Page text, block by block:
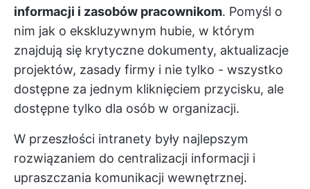
informacji i zasobów pracownikom. Pomyśl o
nim jak o ekskluzywnym hubie, w którym
znajdują się krytyczne dokumenty, aktualizacje
projektów, zasady firmy i nie tylko - wszystko
dostępne za jednym kliknięciem przycisku, ale
dostępne tylko dla osób w organizacji.
W przeszłości intranety były najlepszym
rozwiązaniem do centralizacji informacji i
upraszczania komunikacji wewnętrznej.